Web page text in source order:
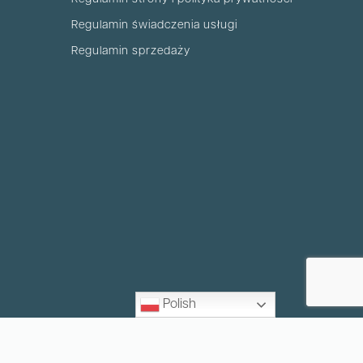
Regulamin świadczenia usługi
Regulamin sprzedaży
Polish